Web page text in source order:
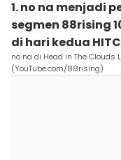
1. no na menjadi
segmen 88rising
di hari kedua
no na di Head in The Clouds
(YouTube.com/88rising)